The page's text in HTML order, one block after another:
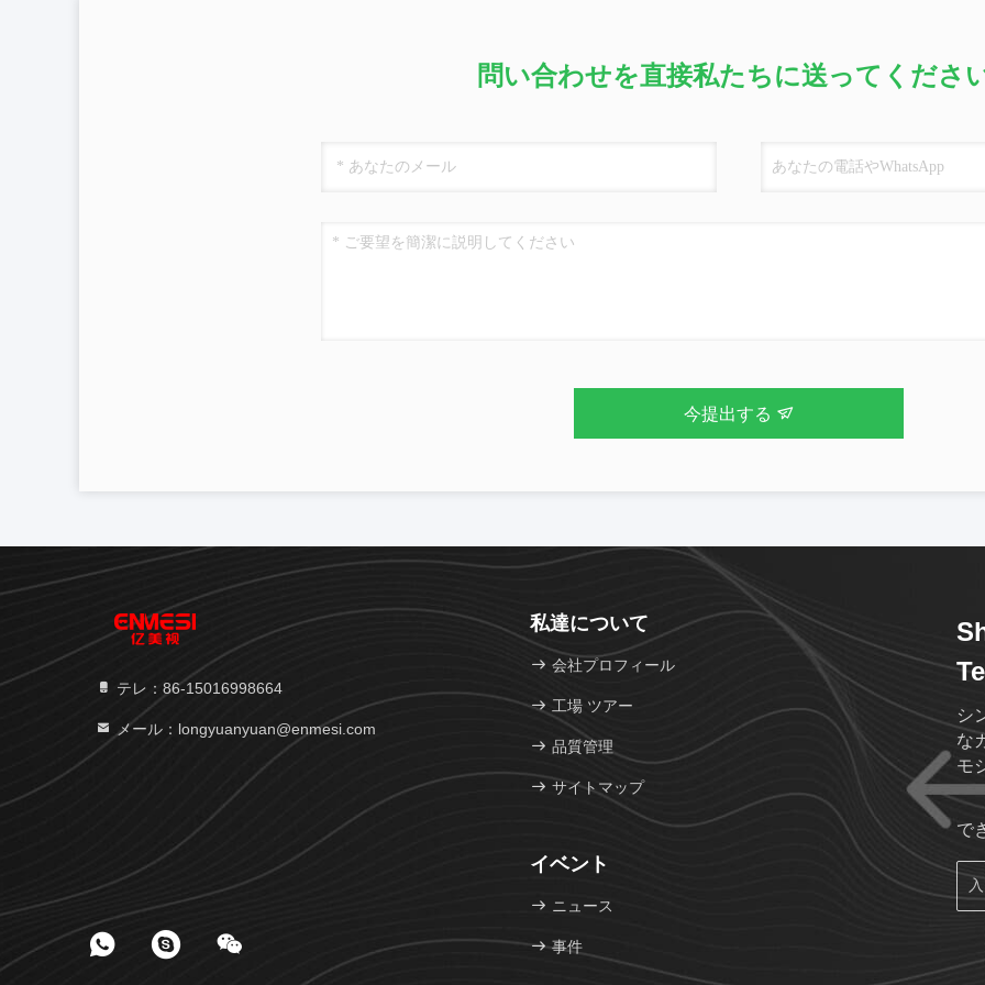
問い合わせを直接私たちに送ってくださ
今提出する
テレ：86-15016998664
メール：longyuanyuan@enmesi.com
私達について
会社プロフィール
工場 ツアー
品質管理
サイトマップ
イベント
ニュース
事件
シ
な
モ
で